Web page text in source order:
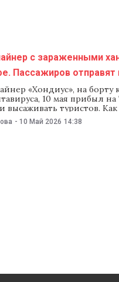
с зараженными
Пассажиров
«Хондиус», на борту
10 мая прибыл
высаживать туристов.
здравоохранения, всех
симптомов, отправят в
- 10 Май 2026 14:38